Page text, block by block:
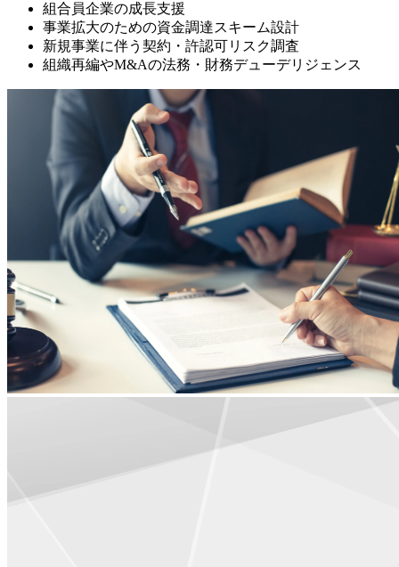
組合員企業の成長支援
事業拡大のための資金調達スキーム設計
新規事業に伴う契約・許認可リスク調査
組織再編やM&Aの法務・財務デューデリジェンス